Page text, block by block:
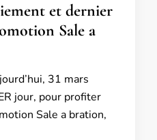
et dernier
Sale a
31 mars
jour, pour profiter
Sale a bration,